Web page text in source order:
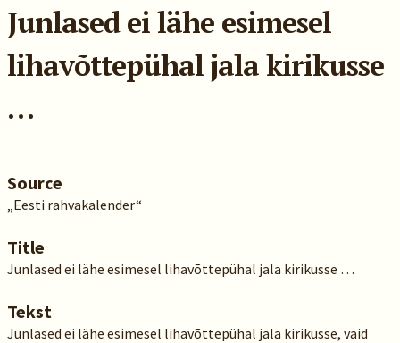
Junlased ei lähe esimesel
lihavõttepühal jala kirikusse
…
Source
„Eesti rahvakalender“
Title
Junlased ei lähe esimesel lihavõttepühal jala kirikusse …
Tekst
Junlased ei lähe esimesel lihavõttepühal jala kirikusse, vaid